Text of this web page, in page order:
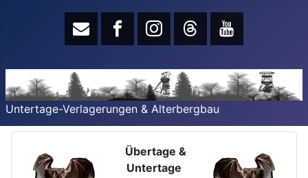
Untertage-Verlagerungen & Alterbergbau
Übertage &
Untertage